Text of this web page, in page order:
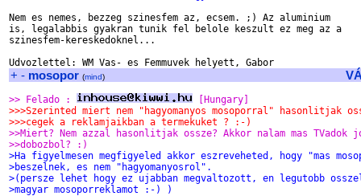
Nem es nemes, bezzeg szinesfem az, ecsem. ;) Az aluminium
is, legalabbis gyakran tunik fel belole keszult ez meg az a
szinesfem-kereskedoknel...
+ - mosopor (mind)
>> Felado :
[Hungary]
>>>Szerinted miert nem "hagyomanyos mosoporral" hasonlitjak
>>>cegek a reklamjaikban a termekuket ? :-)
>>Miert? Nem azzal hasonlitjak ossze? Akkor nalam mas TVadok
>>dobozbol? :)
>Ha figyelmesen megfigyeled akkor eszreveheted, hogy "mas
>beszelnek, es nem "hagyomanyosrol".
>(persze lehet hogy ez ujabban megvaltozott, en legutobb
>magyar mosoporreklamot :-) )